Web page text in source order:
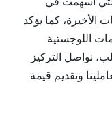
الأخيرة، كما يؤكد
اللوجستية
نواصل التركيز
وتقديم قيمة